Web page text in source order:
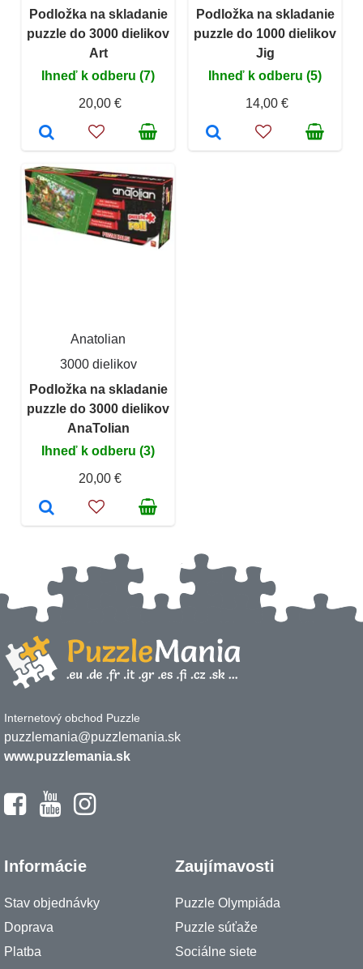
Podložka na skladanie
puzzle do 3000 dielikov
Art
Ihneď k odberu (7)
20,00 €
Podložka na skladanie
puzzle do 1000 dielikov
Jig
Ihneď k odberu (5)
14,00 €
Anatolian
3000 dielikov
Podložka na skladanie
puzzle do 3000 dielikov
AnaTolian
Ihneď k odberu (3)
20,00 €
Internetový obchod Puzzle
puzzlemania@puzzlemania.sk
www.puzzlemania.sk
Informácie
Stav objednávky
Doprava
Platba
Zaujímavosti
Puzzle Olympiáda
Puzzle súťaže
Sociálne siete